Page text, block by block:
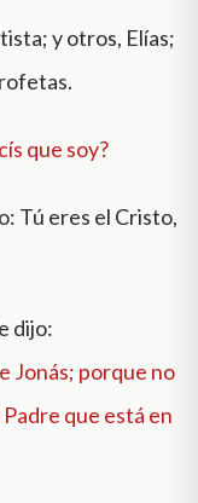
y otros, Elías;
que soy?
Tú eres el Cristo,
dijo:
Jonás; porque no
que está en